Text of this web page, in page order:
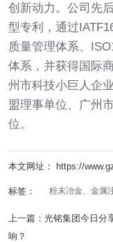
创新动力。公司先
型专利，通过
质量管理体系、
体系，并获得国际
州市科技小巨人企
盟理事单位、广州
位。
本文网址： https://
标签： 粉末冶金、金属
上一篇： 光铭集团今日分
响？